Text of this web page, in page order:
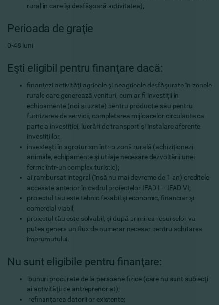
rural în care îşi desfăşoară activitatea),
Perioada de graţie
0-48 luni
Eşti eligibil pentru finanţare dacă:
finanţezi activităţi agricole şi neagricole desfăşurate în zonele
rurale care generează venituri, cum ar fi investiţii în
echipamente (noi şi uzate) pentru producţie sau pentru
furnizarea de servicii, completarea mijloacelor circulante ca
parte a investiţiei, lucrări de transport şi instalare aferente
investiţiilor,
investeşti în agroturism într-o zonă rurală (achiziţionezi
animale, echipamente şi utilaje necesare dezvoltării unei
ferme într-un complex turistic);
ai rambursat integral (însă nu mai devreme de 1 an) creditele
accesate anterior în cadrul proiectelor IFAD I – IFAD VI;
proiectul tău este tehnic fezabil şi economic, financiar şi
comercial viabil;
proiectul tău este solvabil, şi după primirea resurselor va
putea genera un flux de numerar necesar pentru achitarea
împrumutului.
Nu sunt eligibile pentru finanţare:
bunuri procurate de la persoane fizice (care nu sunt subiecţi
ai activităţii de antreprenoriat);
refinanţarea datoriilor existente;